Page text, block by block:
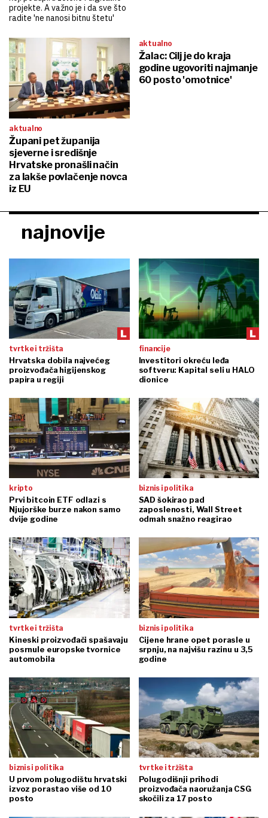
projekte. A važno je i da sve što
radite 'ne nanosi bitnu štetu'
aktualno
Župani pet županija
sjeverne i središnje
Hrvatske pronašli način
za lakše povlačenje novca
iz EU
aktualno
Žalac: Cilj je do kraja
godine ugovoriti najmanje
60 posto 'omotnice'
najnovije
tvrtke i tržišta
Hrvatska dobila najvećeg
proizvođača higijenskog
papira u regiji
financije
Investitori okreću leđa
softveru: Kapital seli u HALO
dionice
kripto
Prvi bitcoin ETF odlazi s
Njujorške burze nakon samo
dvije godine
biznis i politika
SAD šokirao pad
zaposlenosti, Wall Street
odmah snažno reagirao
tvrtke i tržišta
Kineski proizvođači spašavaju
posrnule europske tvornice
automobila
biznis i politika
Cijene hrane opet porasle u
srpnju, na najvišu razinu u 3,5
godine
biznis i politika
U prvom polugodištu hrvatski
izvoz porastao više od 10
posto
tvrtke i tržišta
Polugodišnji prihodi
proizvođača naoružanja CSG
skočili za 17 posto